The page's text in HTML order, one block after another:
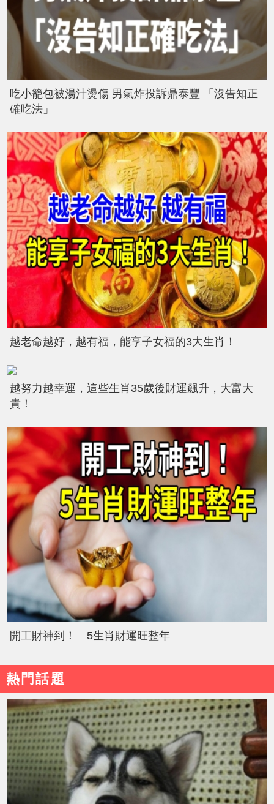
吃小籠包被湯汁燙傷 男氣炸投訴鼎泰豐 「沒告知正
確吃法」
越老命越好，越有福，能享子女福的3大生肖！
越努力越幸運，這些生肖35歲後財運飆升，大富大
貴！
開工財神到！ 5生肖財運旺整年
熱門話題